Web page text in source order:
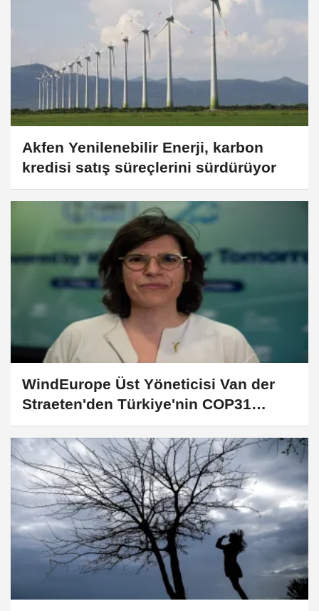
Akfen Yenilenebilir Enerji, karbon
kredisi satış süreçlerini sürdürüyor
WindEurope Üst Yöneticisi Van der
Straeten'den Türkiye'nin COP31
başkanlığında yenilenebilir enerji
vurgusu: